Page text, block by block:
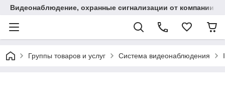
Видеонаблюдение, охранные сигнализации от компании
Группы товаров и услуг Система видеонаблюдения